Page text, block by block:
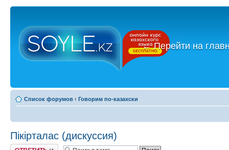
←Перейти на
Список форумов ‹ Говорим по-казахски
Пікірталас (дискуссия)
Ответить